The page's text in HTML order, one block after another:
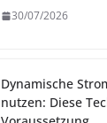
30/07/2026
Dynamische
nutzen: Diese